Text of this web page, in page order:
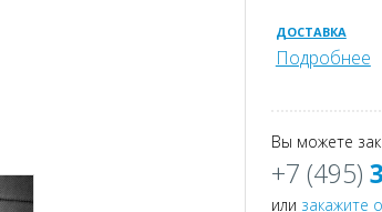
ДОСТАВКА
Подробнее
Вы можете
+7 (495)
или закажите